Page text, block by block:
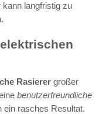
kann langfristig zu
Rasierer großer
benutzerfreundliche
ein rasches Resultat.